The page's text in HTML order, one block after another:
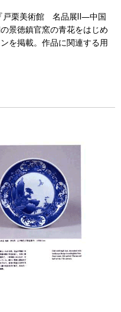
戸栗美術館 名品展Ⅱ―中国
景徳鎮官窯の青花をはじめ
を掲載。作品に関連する用